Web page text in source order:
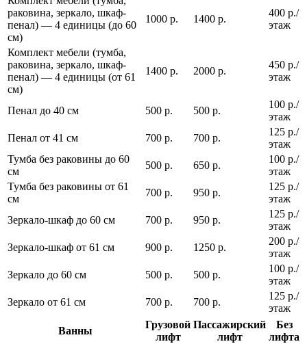
раковина, зеркало, шкаф-
пенал) — 4 единицы (до 60
см)
1000 р. 1400 р.
400 р./
этаж
Комплект мебели (тумба,
раковина, зеркало, шкаф-
пенал) — 4 единицы (от 61
см)
1400 р. 2000 р.
450 р./
этаж
Пенал до 40 см 500 р. 500 р.
100 р./
этаж
Пенал от 41 см
700 р. 700 р.
125 р./
этаж
Тумба без раковины до 60
см
500 р. 650 р.
100 р./
этаж
Тумба без раковины от 61
см
700 р. 950 р.
125 р./
этаж
Зеркало-шкаф до 60 см
700 р. 950 р.
125 р./
этаж
Зеркало-шкаф от 61 см
900 р. 1250 р.
200 р./
этаж
Зеркало до 60 см
500 р. 500 р.
100 р./
этаж
Зеркало от 61 см
700 р. 700 р.
125 р./
этаж
Ванны
Грузовой
лифт
Пассажирский
лифт
Без
лифта